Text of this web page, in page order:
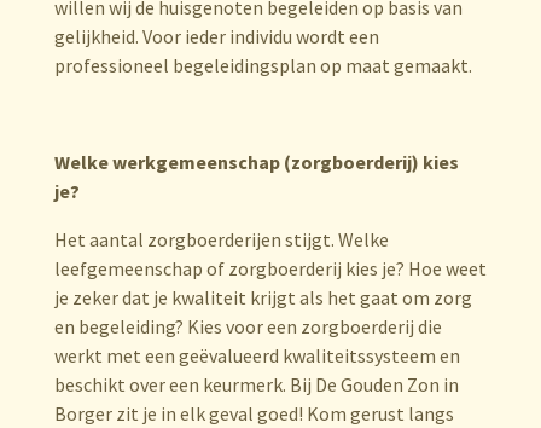
willen wij de huisgenoten begeleiden op basis van
gelijkheid. Voor ieder individu wordt een
professioneel begeleidingsplan op maat gemaakt.
Welke werkgemeenschap (zorgboerderij) kies
je?
Het aantal zorgboerderijen stijgt. Welke
leefgemeenschap of zorgboerderij kies je? Hoe weet
je zeker dat je kwaliteit krijgt als het gaat om zorg
en begeleiding? Kies voor een zorgboerderij die
werkt met een geëvalueerd kwaliteitssysteem en
beschikt over een keurmerk. Bij De Gouden Zon in
Borger zit je in elk geval goed! Kom gerust langs